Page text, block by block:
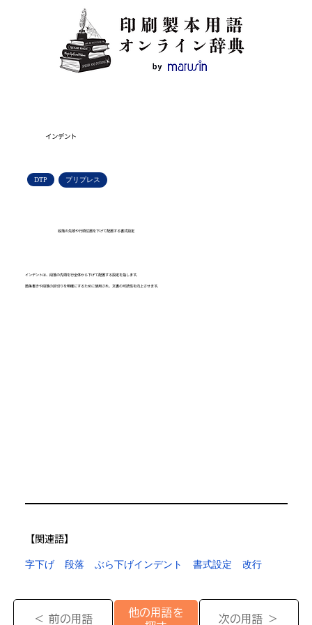
インデント
DTP プリプレス
段落の先頭や行頭位置を下げて配置する書式設定
インデントは、段落の先頭を行全体から下げて配置する設定を指します。
箇条書きや段落の区切りを明確にするために使用され、文書の可読性を向上させます。
【​関連語】
字下げ 段落 ぶら下げインデント 書式設定 改行
＜ 前の用語
他の用語を
次の用語 ＞